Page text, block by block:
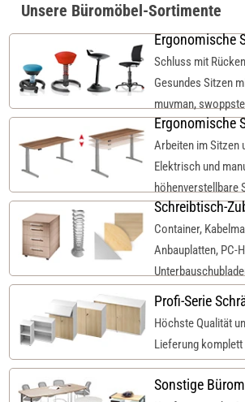
Unsere Büromöbel-Sortimente
Ergonomische
Schluss mit
Gesundes Sitzen
muvman,
Ergonomische
Arbeiten im Sitzen
Elektrisch und
höhenverstellbare
Schreibtisch-
Container,
Anbauplatten, PC-
Profi-Serie
Höchste Qualität
Lieferung
Sonstige